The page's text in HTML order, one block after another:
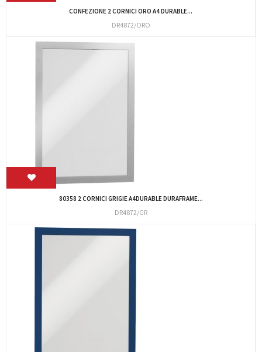
CONFEZIONE 2 CORNICI ORO A4 DURABLE...
DR4872/ORO
80358 2 CORNICI GRIGIE A4DURABLE DURAFRAME...
DR4872/GR